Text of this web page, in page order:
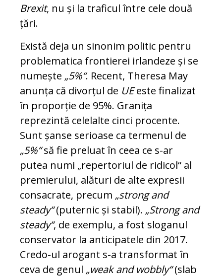
Brexit, nu și la traficul între cele două
țări.
Există deja un sinonim politic pentru
problematica frontierei irlandeze și se
numește „5%“. Recent, Theresa May
anunța că divorțul de UEeste finalizat
în proporție de 95%. Granița
reprezintă celelalte cinci procente.
Sunt șanse serioase ca termenul de
„5%“să fie preluat în ceea ce s-ar
putea numi „repertoriul de ridicol“ al
premierului, alături de alte expresii
consacrate, precum „strong and
steady“(puternic și stabil). „Strong and
steady“, de exemplu, a fost sloganul
conservator la anticipatele din 2017.
Credo-ul arogant s-a transformat în
ceva de genul „weak and wobbly“(slab